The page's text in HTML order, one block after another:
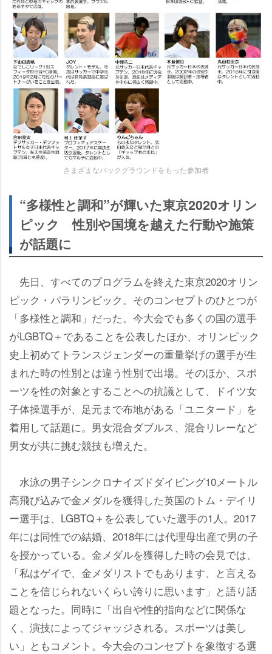
さまざまなバックグラウンドをもった参加者
“多様性と調和”が輝いた東京2020オリン
ピック 性別や国境を越えた行動や施策
が話題に
先日、すべてのプログラムを終えた東京2020オリン
ピック・パラリンピック。そのコンセプトのひとつが
「多様性と調和」だった。今大会でも多くの国の選手
がLGBTQ＋であることを公表したほか、オリンピック
史上初めてトランスジェンダーの重量挙げの選手が生
まれた時の性別とは違う性別で出場。そのほか、スポ
ーツを性の対象とすることへの抗議として、ドイツ女
子体操選手が、足元まで布地がある「ユニタード」を
着用して話題に。男女混合ダブルス、混合リレーなど
男女が共に挑む競技も増えた。
水泳の男子シンクロナイズドダイビング10メートル
高飛び込みで金メダルを獲得した英国のトム・デイリ
ー選手は、LGBTQ＋を公表していた選手の1人。2017
年には同性での結婚、2018年には代理母出産で男の子
を授かっている。金メダルを獲得した時の会見では、
「私はゲイで、金メダリストでもあります、と言える
ことを信じられないくらい誇りに思います」と語り話
題となった。同時に「出自や性的指向などに関係な
く、演技によってジャッジされる。スポーツは美し
い」ともコメント。今大会のコンセプトを象徴する選